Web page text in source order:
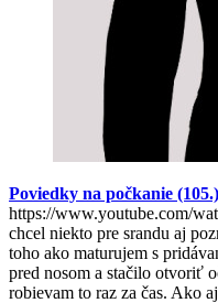
Poviedky na počkanie
https://www.youtube.com/
chcel niekto pre srandu aj
toho ako maturujem s
pred nosom a stačilo otvoriť
robievam to raz za čas. Ako